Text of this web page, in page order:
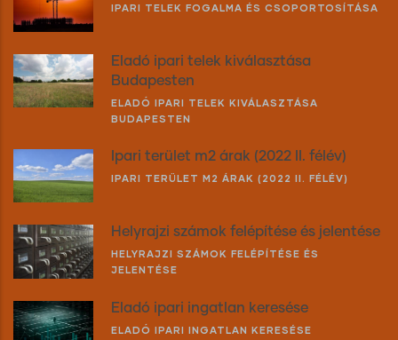
IPARI TELEK FOGALMA ÉS CSOPORTOSÍTÁSA
Eladó ipari telek kiválasztása
Budapesten
ELADÓ IPARI TELEK KIVÁLASZTÁSA
BUDAPESTEN
Ipari terület m2 árak (2022 II. félév)
IPARI TERÜLET M2 ÁRAK (2022 II. FÉLÉV)
Helyrajzi számok felépítése és jelentése
HELYRAJZI SZÁMOK FELÉPÍTÉSE ÉS
JELENTÉSE
Eladó ipari ingatlan keresése
ELADÓ IPARI INGATLAN KERESÉSE